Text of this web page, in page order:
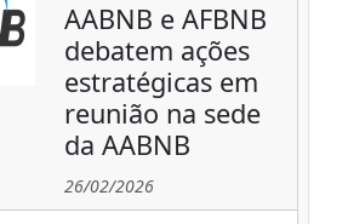
AABNB e AFBNB
debatem ações
estratégicas em
reunião na sede
da AABNB
26/02/2026